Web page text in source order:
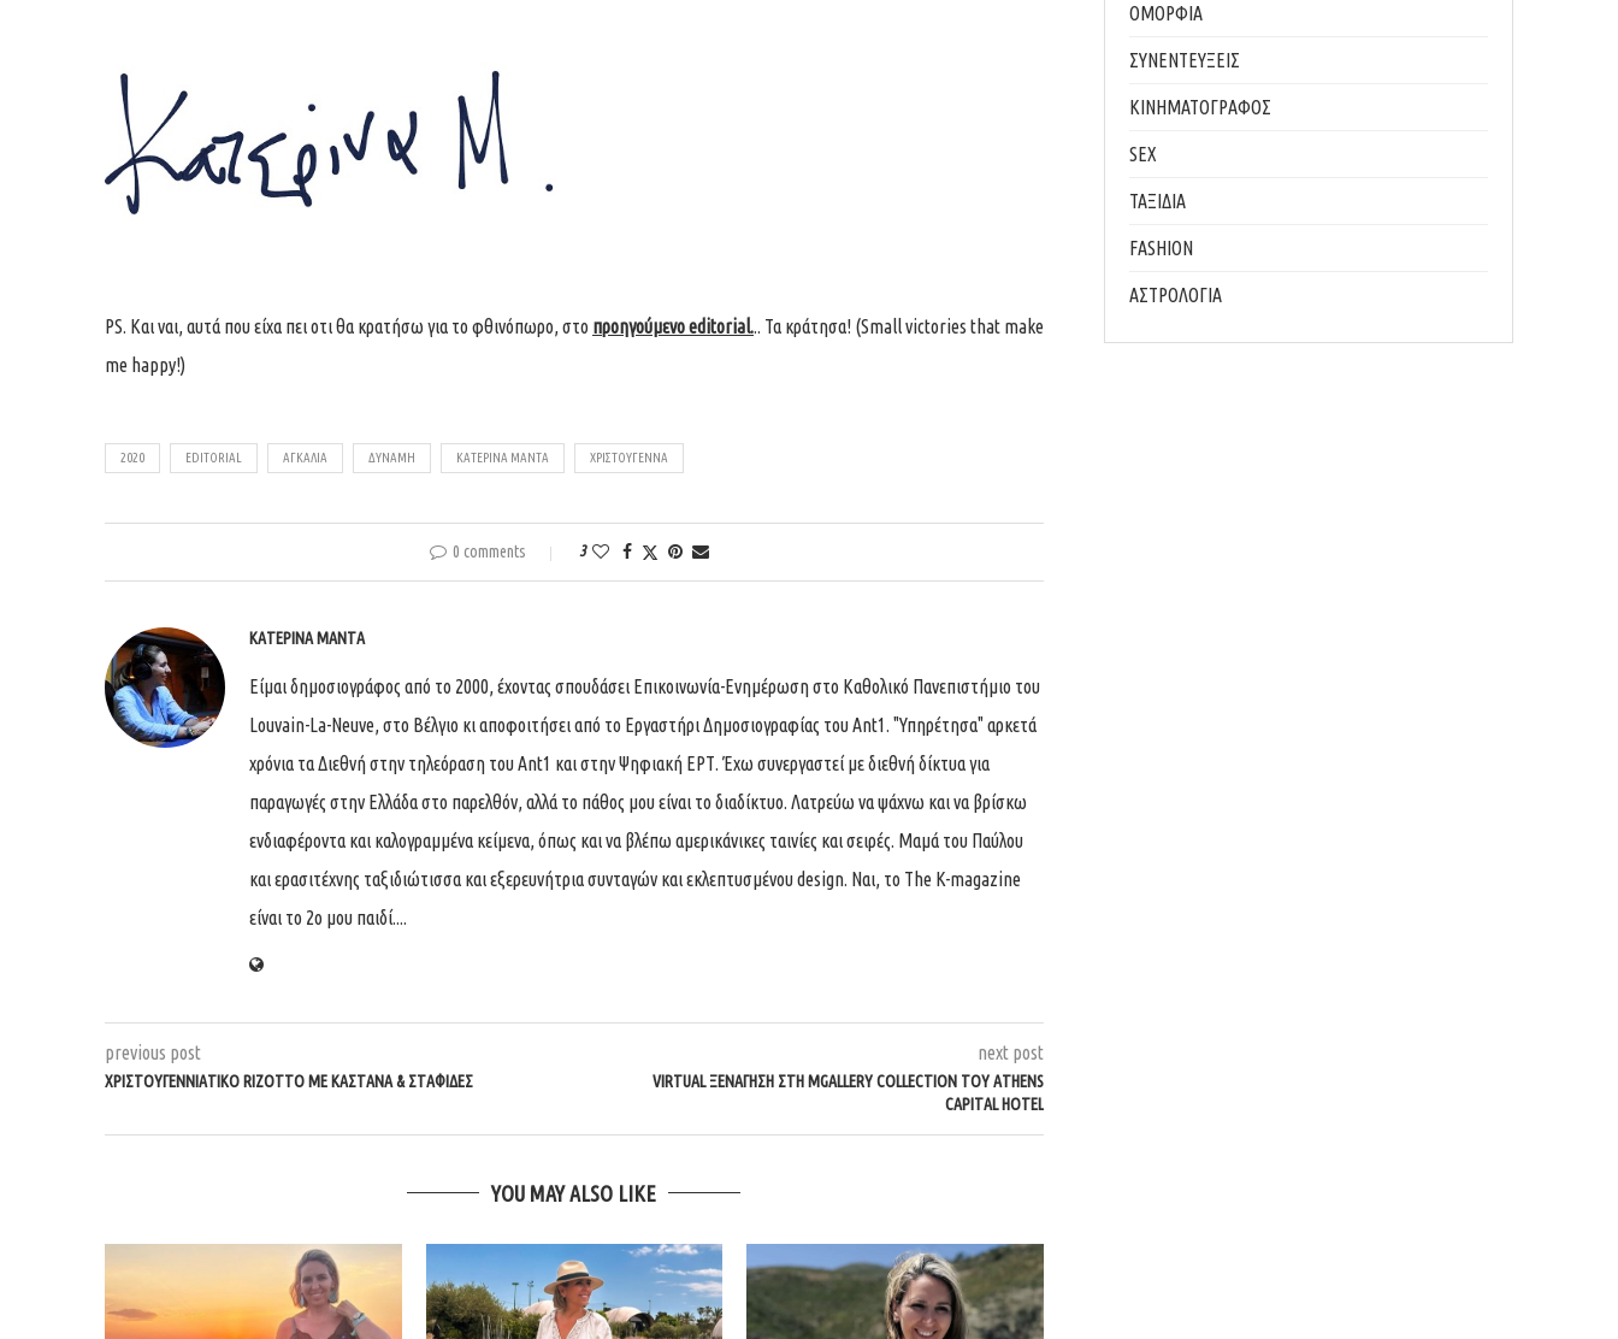
PS. Και ναι, αυτά που είχα πει οτι θα κρατήσω για το φθινόπωρο, στο προηγούμενο editorial... Τα κράτησα! (Small victories that make
me happy!)
2020 EDITORIAL ΑΓΚΑΛΙΆ ΔΎΝΑΜΗ ΚΑΤΕΡΊΝΑ ΜΑΝΤΆ ΧΡΙΣΤΟΎΓΕΝΝΑ
0 comments 3
ΚΑΤΕΡΊΝΑ ΜΑΝΤΆ
Είμαι δημοσιογράφος από το 2000, έχοντας σπουδάσει Επικοινωνία-Ενημέρωση στο Καθολικό Πανεπιστήμιο του
Louvain-La-Neuve, στο Βέλγιο κι αποφοιτήσει από το Εργαστήρι Δημοσιογραφίας του Ant1. "Υπηρέτησα" αρκετά
χρόνια τα Διεθνή στην τηλεόραση του Ant1 και στην Ψηφιακή ΕΡΤ. Έχω συνεργαστεί με διεθνή δίκτυα για
παραγωγές στην Ελλάδα στο παρελθόν, αλλά το πάθος μου είναι το διαδίκτυο. Λατρεύω να ψάχνω και να βρίσκω
ενδιαφέροντα και καλογραμμένα κείμενα, όπως και να βλέπω αμερικάνικες ταινίες και σειρές. Μαμά του Παύλου
και ερασιτέχνης ταξιδιώτισσα και εξερευνήτρια συνταγών και εκλεπτυσμένου design. Ναι, το The K-magazine
είναι το 2ο μου παιδί....
previous post
ΧΡΙΣΤΟΥΓΕΝΝΙΑΤΙΚΟ RIZOTTO ΜΕ ΚΑΣΤΑΝΑ & ΣΤΑΦΙΔΕΣ
next post
VIRTUAL ΞΕΝΆΓΗΣΗ ΣΤΗ MGALLERY COLLECTION ΤΟΥ ATHENS
CAPITAL HOTEL
YOU MAY ALSO LIKE
ΟΜΟΡΦΙΑ
ΣΥΝΕΝΤΕΥΞΕΙΣ
ΚΙΝΗΜΑΤΟΓΡΑΦΟΣ
SEX
ΤΑΞΙΔΙΑ
FASHION
ΑΣΤΡΟΛΟΓΙΑ